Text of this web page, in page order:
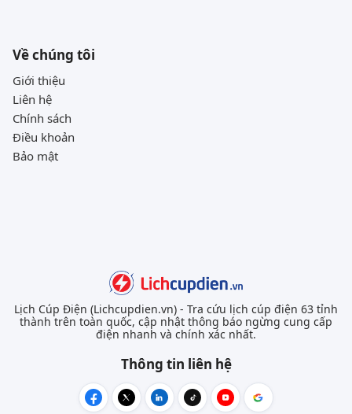
Về chúng tôi
Giới thiệu
Liên hệ
Chính sách
Điều khoản
Bảo mật
Lịch Cúp Điện (Lichcupdien.vn) - Tra cứu lịch cúp điện 63 tỉnh
thành trên toàn quốc, cập nhật thông báo ngừng cung cấp
điện nhanh và chính xác nhất.
Thông tin liên hệ